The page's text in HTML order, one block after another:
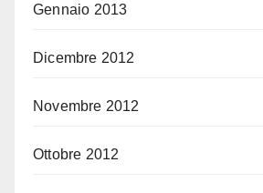
Gennaio 2013
Dicembre 2012
Novembre 2012
Ottobre 2012